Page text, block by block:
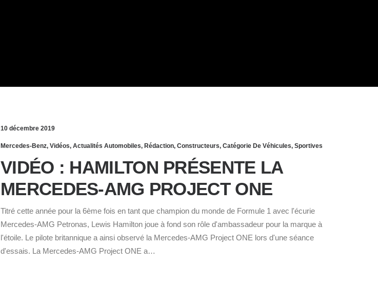
10 décembre 2019
Mercedes-Benz, Vidéos, Actualités Automobiles, Rédaction, Constructeurs, Catégorie De Véhicules, Sportives
VIDÉO : HAMILTON PRÉSENTE LA
MERCEDES-AMG PROJECT ONE
Titré cette année pour la 6ème fois en tant que champion du monde de Formule 1 avec l'écurie
Mercedes-AMG Petronas, Lewis Hamilton joue à fond son rôle d'ambassadeur pour la marque à
l'étoile. Le pilote britannique a ainsi observé la Mercedes-AMG Project ONE lors d'une séance
d'essais. La Mercedes-AMG Project ONE a…